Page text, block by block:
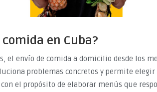
en Cuba?
el envío de comida a domicilio desde los
problemas concretos y permite
el propósito de elaborar menús que